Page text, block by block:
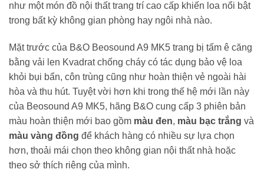
như một món đồ nội thất trang trí cao cấp khiến loa nổi bật
trong bất kỳ không gian phòng hay ngôi nhà nào.
Mặt trước của B&O Beosound A9 MK5 trang bị tấm ê căng
bằng vải len Kvadrat chống cháy có tác dụng bảo vệ loa
khỏi bụi bẩn, côn trùng cũng như hoàn thiện vẻ ngoài hài
hòa và thu hút. Tuyệt vời hơn khi trong thế hệ mới lần này
của Beosound A9 MK5, hãng B&O cung cấp 3 phiên bản
màu hoàn thiện mới bao gồm màu đen, màu bạc trắng và
màu vàng đồng để khách hàng có nhiều sự lựa chọn
hơn, thoải mái chọn theo không gian nội thất nhà hoặc
theo sở thích riêng của mình.